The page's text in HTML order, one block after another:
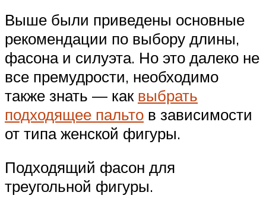
Выше были приведены основные
рекомендации по выбору длины,
фасона и силуэта. Но это далеко не
все премудрости, необходимо
также знать — как выбрать
подходящее пальто в зависимости
от типа женской фигуры.
Подходящий фасон для
треугольной фигуры.